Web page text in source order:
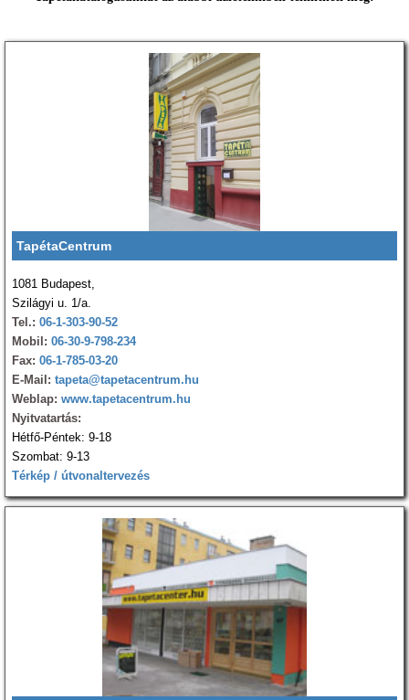
TapétaCentrum
1081 Budapest,
Szilágyi u. 1/a.
Tel.: 06-1-303-90-52
Mobil: 06-30-9-798-234
Fax: 06-1-785-03-20
E-Mail: tapeta@tapetacentrum.hu
Weblap: www.tapetacentrum.hu
Nyitvatartás:
Hétfő-Péntek: 9-18
Szombat: 9-13
Térkép / útvonaltervezés